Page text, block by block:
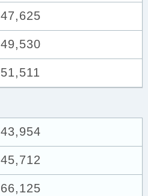
47,625
49,530
51,511
43,954
45,712
66,125